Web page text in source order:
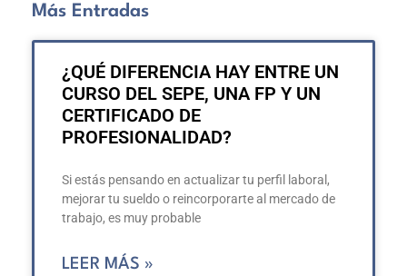
Más Entradas
¿QUÉ DIFERENCIA HAY ENTRE UN
CURSO DEL SEPE, UNA FP Y UN
CERTIFICADO DE
PROFESIONALIDAD?
Si estás pensando en actualizar tu perfil laboral,
mejorar tu sueldo o reincorporarte al mercado de
trabajo, es muy probable
LEER MÁS »